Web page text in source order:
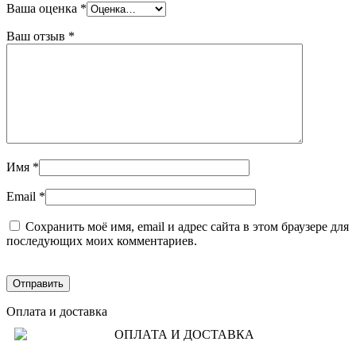
Ваша оценка *
Ваш отзыв *
Имя *
Email *
Сохранить моё имя, email и адрес сайта в этом браузере для
последующих моих комментариев.
Оплата и доставка